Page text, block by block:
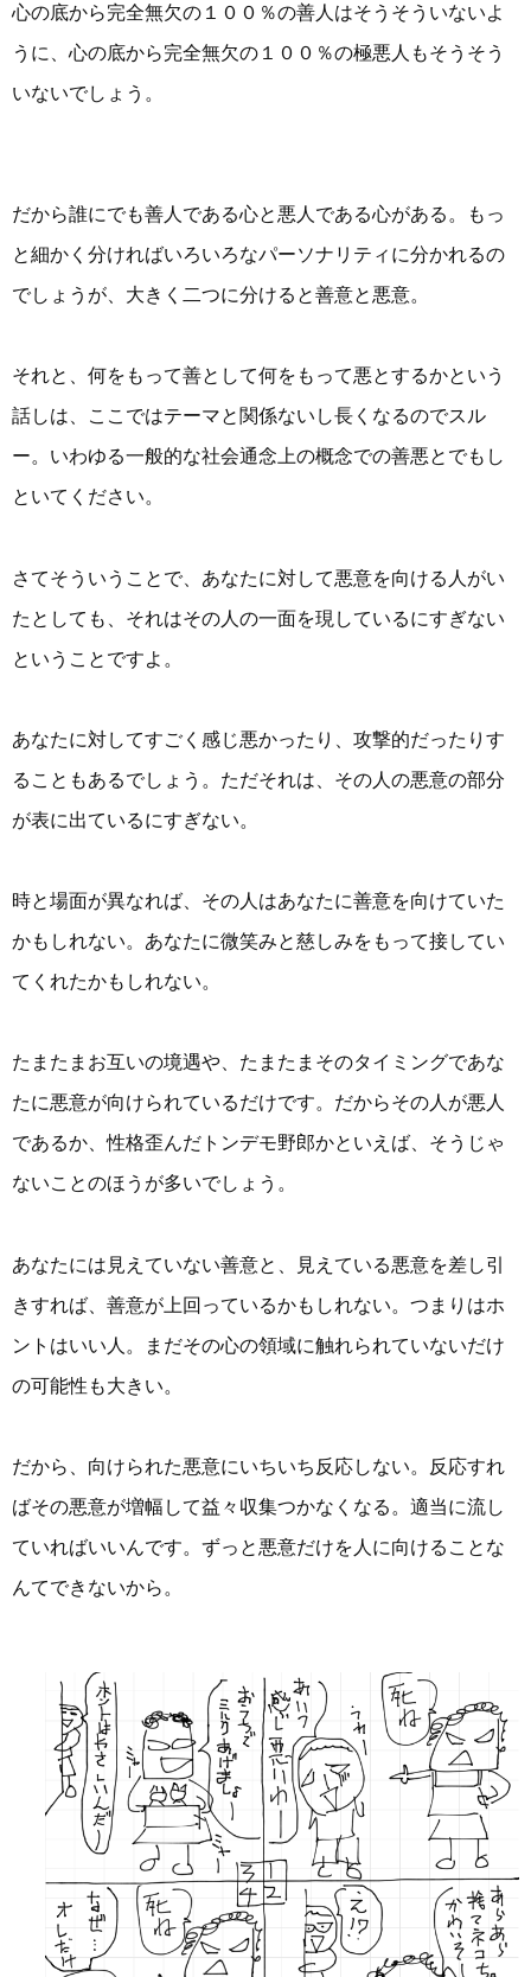
心の底から完全無欠の１００％の善人はそうそういないよ
うに、心の底から完全無欠の１００％の極悪人もそうそう
いないでしょう。
だから誰にでも善人である心と悪人である心がある。もっ
と細かく分ければいろいろなパーソナリティに分かれるの
でしょうが、大きく二つに分けると善意と悪意。
それと、何をもって善として何をもって悪とするかという
話しは、ここではテーマと関係ないし長くなるのでスル
ー。いわゆる一般的な社会通念上の概念での善悪とでもし
といてください。
さてそういうことで、あなたに対して悪意を向ける人がい
たとしても、それはその人の一面を現しているにすぎない
ということですよ。
あなたに対してすごく感じ悪かったり、攻撃的だったりす
ることもあるでしょう。ただそれは、その人の悪意の部分
が表に出ているにすぎない。
時と場面が異なれば、その人はあなたに善意を向けていた
かもしれない。あなたに微笑みと慈しみをもって接してい
てくれたかもしれない。
たまたまお互いの境遇や、たまたまそのタイミングであな
たに悪意が向けられているだけです。だからその人が悪人
であるか、性格歪んだトンデモ野郎かといえば、そうじゃ
ないことのほうが多いでしょう。
あなたには見えていない善意と、見えている悪意を差し引
きすれば、善意が上回っているかもしれない。つまりはホ
ントはいい人。まだその心の領域に触れられていないだけ
の可能性も大きい。
だから、向けられた悪意にいちいち反応しない。反応すれ
ばその悪意が増幅して益々収集つかなくなる。適当に流し
ていればいいんです。ずっと悪意だけを人に向けることな
んてできないから。